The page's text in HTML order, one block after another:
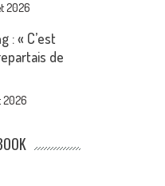
2026
: « C’est
de
2026